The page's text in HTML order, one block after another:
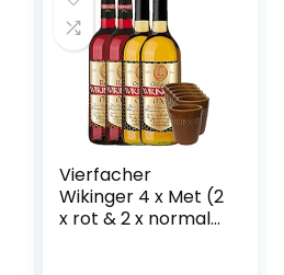
Vierfacher
Wikinger 4 x Met (2
x rot & 2 x normal)